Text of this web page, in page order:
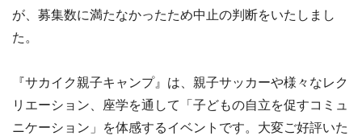
が、募集数に満たなかったため中止の判断をいたしまし
た。
『サカイク親子キャンプ』は、親子サッカーや様々なレク
リエーション、座学を通して「子どもの自立を促すコミュ
ニケーション」を体感するイベントです。大変ご好評いた